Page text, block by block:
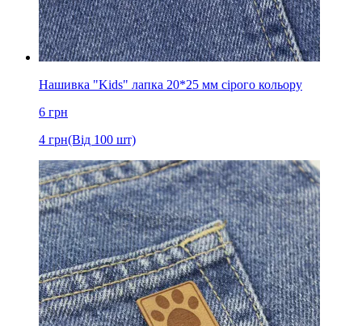
Нашивка "Kids" лапка 20*25 мм сірого кольору
6 грн
4 грн(Від 100 шт)